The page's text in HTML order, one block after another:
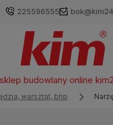
225596555
sklep budowlany online
warsztat, bhp